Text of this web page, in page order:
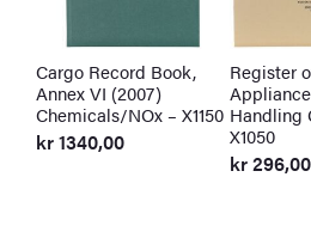
Cargo Record Book,
Annex VI (2007)
Chemicals/NOx – X1150
kr1340,00
Register
Handling
X1050
kr296,00